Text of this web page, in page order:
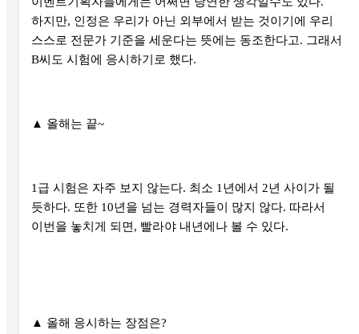
하지만, 인정은 우리가 아닌 외부에서 받는 것이기에 우리
스스로 전문가 기준을 세운다는 뜻에는 동조한다고. 그래서
B씨도 시험에 응시하기로 했다.
▲ 올해는 끝~
1급 시험은 자주 보지 않는다. 최소 1년에서 2년 사이가 될
듯하다. 또한 10년을 넘는 경력자들이 많지 않다. 따라서
이번을 놓치게 되면, 빨라야 내년에나 볼 수 있다.
▲ 올해 응시하는 장점은?